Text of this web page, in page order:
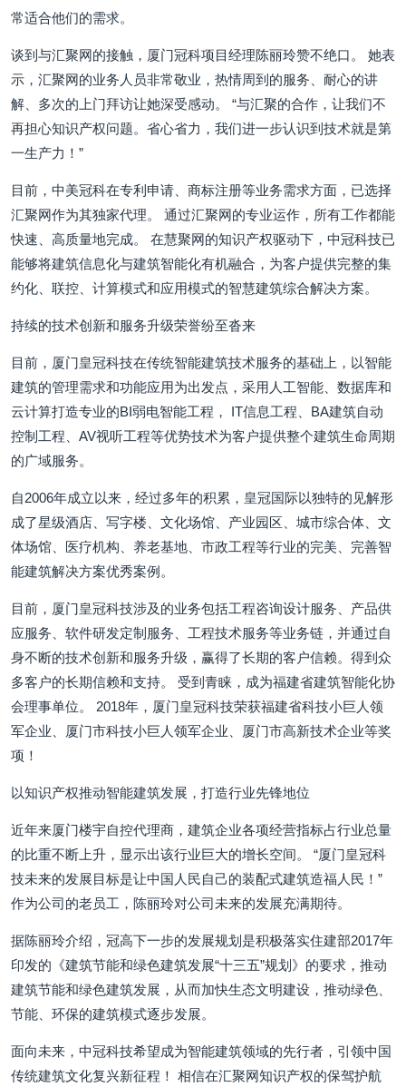
常适合他们的需求。
谈到与汇聚网的接触，厦门冠科项目经理陈丽玲赞不绝口。 她表
示，汇聚网的业务人员非常敬业，热情周到的服务、耐心的讲
解、多次的上门拜访让她深受感动。 “与汇聚的合作，让我们不
再担心知识产权问题。省心省力，我们进一步认识到技术就是第
一生产力！”
目前，中美冠科在专利申请、商标注册等业务需求方面，已选择
汇聚网作为其独家代理。 通过汇聚网的专业运作，所有工作都能
快速、高质量地完成。 在慧聚网的知识产权驱动下，中冠科技已
能够将建筑信息化与建筑智能化有机融合，为客户提供完整的集
约化、联控、计算模式和应用模式的智慧建筑综合解决方案。
持续的技术创新和服务升级荣誉纷至沓来
目前，厦门皇冠科技在传统智能建筑技术服务的基础上，以智能
建筑的管理需求和功能应用为出发点，采用人工智能、数据库和
云计算打造专业的BI弱电智能工程， IT信息工程、BA建筑自动
控制工程、AV视听工程等优势技术为客户提供整个建筑生命周期
的广域服务。
自2006年成立以来，经过多年的积累，皇冠国际以独特的见解形
成了星级酒店、写字楼、文化场馆、产业园区、城市综合体、文
体场馆、医疗机构、养老基地、市政工程等行业的完美、完善智
能建筑解决方案优秀案例。
目前，厦门皇冠科技涉及的业务包括工程咨询设计服务、产品供
应服务、软件研发定制服务、工程技术服务等业务链，并通过自
身不断的技术创新和服务升级，赢得了长期的客户信赖。得到众
多客户的长期信赖和支持。 受到青睐，成为福建省建筑智能化协
会理事单位。 2018年，厦门皇冠科技荣获福建省科技小巨人领
军企业、厦门市科技小巨人领军企业、厦门市高新技术企业等奖
项！
以知识产权推动智能建筑发展，打造行业先锋地位
近年来厦门楼宇自控代理商，建筑企业各项经营指标占行业总量
的比重不断上升，显示出该行业巨大的增长空间。 “厦门皇冠科
技未来的发展目标是让中国人民自己的装配式建筑造福人民！”
作为公司的老员工，陈丽玲对公司未来的发展充满期待。
据陈丽玲介绍，冠高下一步的发展规划是积极落实住建部2017年
印发的《建筑节能和绿色建筑发展“十三五”规划》的要求，推动
建筑节能和绿色建筑发展，从而加快生态文明建设，推动绿色、
节能、环保的建筑模式逐步发展。
面向未来，中冠科技希望成为智能建筑领域的先行者，引领中国
传统建筑文化复兴新征程！ 相信在汇聚网知识产权的保驾护航